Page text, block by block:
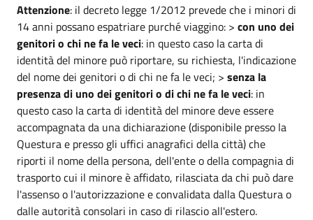
Attenzione: il decreto legge 1/2012 prevede che i minori di
14 anni possano espatriare purché viaggino: > con uno dei
genitori o chi ne fa le veci: in questo caso la carta di
identità del minore può riportare, su richiesta, l'indicazione
del nome dei genitori o di chi ne fa le veci; > senza la
presenza di uno dei genitori o di chi ne fa le veci: in
questo caso la carta di identità del minore deve essere
accompagnata da una dichiarazione (disponibile presso la
Questura e presso gli uffici anagrafici della città) che
riporti il nome della persona, dell'ente o della compagnia di
trasporto cui il minore è affidato, rilasciata da chi può dare
l'assenso o l'autorizzazione e convalidata dalla Questura o
dalle autorità consolari in caso di rilascio all'estero.